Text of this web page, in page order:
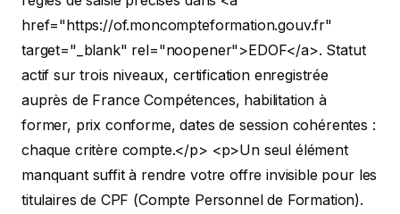
href="https://of.moncompteformation.gouv.fr"
target="_blank" rel="noopener">EDOF</a>. Statut
actif sur trois niveaux, certification enregistrée
auprès de France Compétences, habilitation à
former, prix conforme, dates de session cohérentes :
chaque critère compte.</p> <p>Un seul élément
manquant suffit à rendre votre offre invisible pour les
titulaires de CPF (Compte Personnel de Formation).